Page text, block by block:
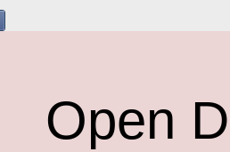
Open